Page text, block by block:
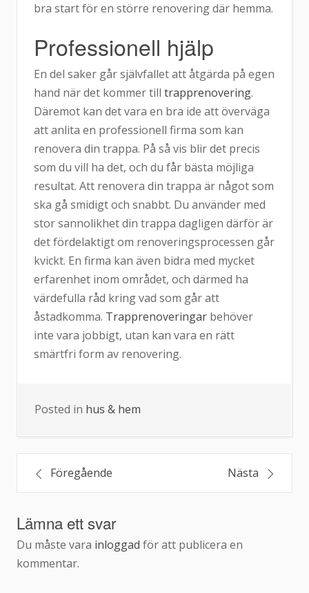
bra start för en större renovering där hemma.
Professionell hjälp
En del saker går självfallet att åtgärda på egen
hand när det kommer till trapprenovering.
Däremot kan det vara en bra ide att överväga
att anlita en professionell firma som kan
renovera din trappa. På så vis blir det precis
som du vill ha det, och du får bästa möjliga
resultat. Att renovera din trappa är något som
ska gå smidigt och snabbt. Du använder med
stor sannolikhet din trappa dagligen därför är
det fördelaktigt om renoveringsprocessen går
kvickt. En firma kan även bidra med mycket
erfarenhet inom området, och därmed ha
värdefulla råd kring vad som går att
åstadkomma. Trapprenoveringar behöver
inte vara jobbigt, utan kan vara en rätt
smärtfri form av renovering.
Posted in hus & hem
Inläggsnavigering
Föregående Nästa
Lämna ett svar
Du måste vara inloggad för att publicera en
kommentar.